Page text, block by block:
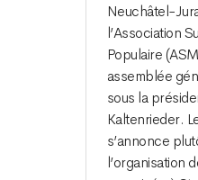
Neuchâtel-
l’Association
Populaire
assemblée
sous la
Kaltenrieder.
s’annonce
l’organisation